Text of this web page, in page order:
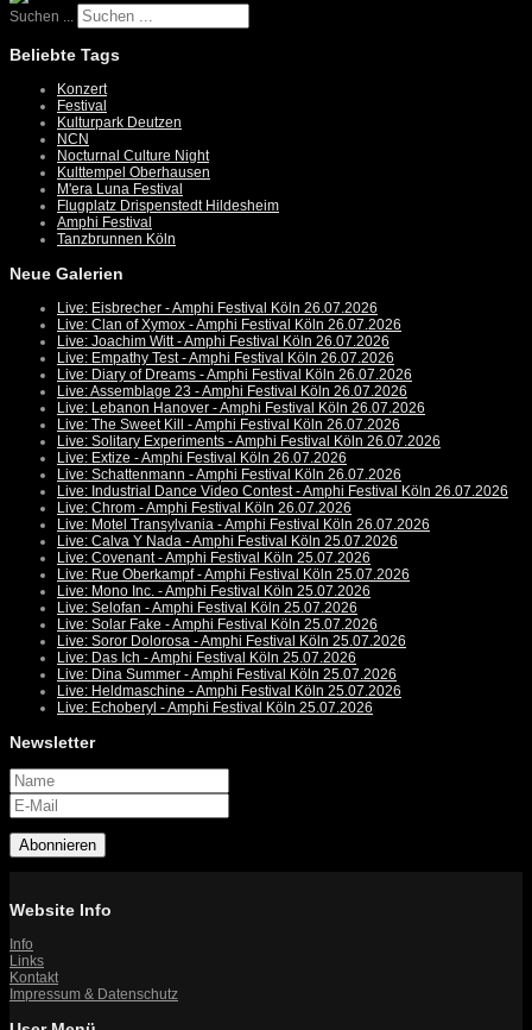
Suchen ...
Beliebte Tags
Konzert
Festival
Kulturpark Deutzen
NCN
Nocturnal Culture Night
Kulttempel Oberhausen
M'era Luna Festival
Flugplatz Drispenstedt Hildesheim
Amphi Festival
Tanzbrunnen Köln
Neue Galerien
Live: Eisbrecher - Amphi Festival Köln 26.07.2026
Live: Clan of Xymox - Amphi Festival Köln 26.07.2026
Live: Joachim Witt - Amphi Festival Köln 26.07.2026
Live: Empathy Test - Amphi Festival Köln 26.07.2026
Live: Diary of Dreams - Amphi Festival Köln 26.07.2026
Live: Assemblage 23 - Amphi Festival Köln 26.07.2026
Live: Lebanon Hanover - Amphi Festival Köln 26.07.2026
Live: The Sweet Kill - Amphi Festival Köln 26.07.2026
Live: Solitary Experiments - Amphi Festival Köln 26.07.2026
Live: Extize - Amphi Festival Köln 26.07.2026
Live: Schattenmann - Amphi Festival Köln 26.07.2026
Live: Industrial Dance Video Contest - Amphi Festival Köln 26.07.2026
Live: Chrom - Amphi Festival Köln 26.07.2026
Live: Motel Transylvania - Amphi Festival Köln 26.07.2026
Live: Calva Y Nada - Amphi Festival Köln 25.07.2026
Live: Covenant - Amphi Festival Köln 25.07.2026
Live: Rue Oberkampf - Amphi Festival Köln 25.07.2026
Live: Mono Inc. - Amphi Festival Köln 25.07.2026
Live: Selofan - Amphi Festival Köln 25.07.2026
Live: Solar Fake - Amphi Festival Köln 25.07.2026
Live: Soror Dolorosa - Amphi Festival Köln 25.07.2026
Live: Das Ich - Amphi Festival Köln 25.07.2026
Live: Dina Summer - Amphi Festival Köln 25.07.2026
Live: Heldmaschine - Amphi Festival Köln 25.07.2026
Live: Echoberyl - Amphi Festival Köln 25.07.2026
Newsletter
Abonnieren
Website Info
Info
Links
Kontakt
Impressum & Datenschutz